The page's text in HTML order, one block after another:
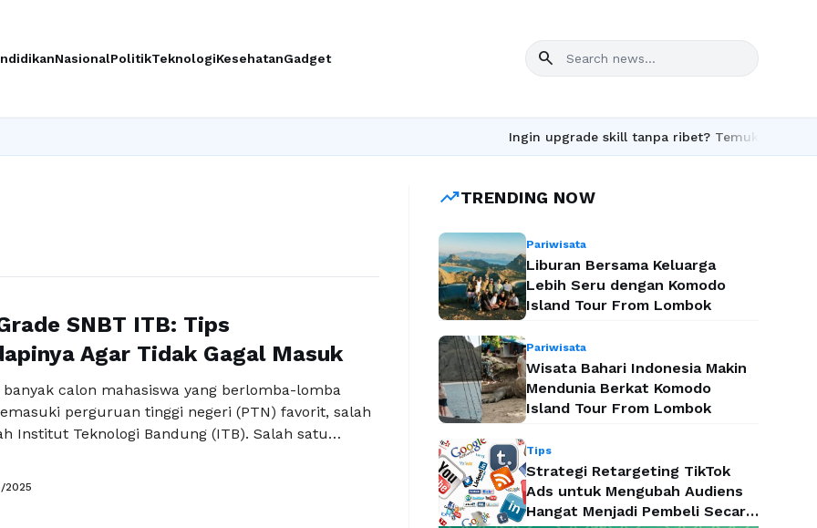
NasionalPolitikTeknologiKesehatanGadget search
Ingin upgrade skill tanpa ribet? Temukan kelas
SNBT ITB: Tips
Agar Tidak Gagal Masuk
calon mahasiswa yang berlomba-lomba
perguruan tinggi negeri (PTN) favorit, salah
Institut Teknologi Bandung (ITB). Salah satu
passing grade SNBT ITB. Passing grade ini
karena dapat memberikan gambaran mengenai
2025
trending_upTRENDING NOW
Pariwisata
Liburan Bersama Keluarga
Lebih Seru dengan Komodo
Island Tour From Lombok
Pariwisata
Wisata Bahari Indonesia Makin
Mendunia Berkat Komodo
Island Tour From Lombok
Tips
Strategi Retargeting TikTok
Ads untuk Mengubah Audiens
Hangat Menjadi Pembeli Secara